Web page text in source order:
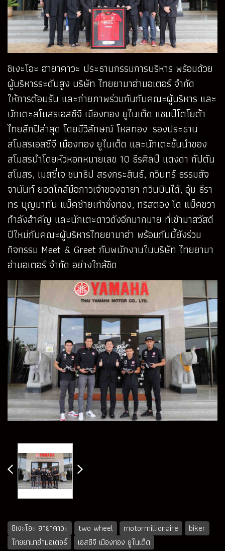
ชิเงะโอะ ฮายาคาวะ ประธานกรรมการบริหาร พร้อมด้วย
ผู้บริหารระดับสูง บริษัท ไทยยามาฮ่ามอเตอร์ จำกัด
ให้การต้อนรับ และถ่ายภาพร่วมกันกับคณะผู้บริหาร และ
นักเตะสโมสรเอสซีจี เมืองทอง ยูไนเต็ด แชมป์โตโยต้า
ไทยลีกปีล่าสุด โดยมีวิลักษณ์ โหลทอง รองประธาน
สโมสรเอสซีจี เมืองทอง ยูไนเต็ด และนักเตะชั้นนำของ
สโมสรนำโดยหัวหอกหมายเลข 10 ธีรศิลป์ แดงดา กัปตัน
สโมสร, เมสซี่เจ ชนาธิป สรงกระสินธ์, กวินทร์ ธรรมสัจ
จานันท์ ยอดโกล์มือกาวเจ้าของฉายา กวินบินได้, อุ้ม ธีรา
ทร บุญมาทัน แบ็คซ้ายเท้าชั่งทอง, ทริสตอง โด แบ็คขวา
กำลังสำคัญ และนักเตะดาวดังอีกมากมาย ที่เข้ามาสวัสดี
ปีใหม่กับคณะผู้บริหารไทยยามาฮ่า พร้อมกันนี้ยังร่วม
กิจกรรม Meet & Greet กับพนักงานในบริษัท ไทยยามา
ฮ่ามอเตอร์ จำกัด อย่างใกล้ชิด
ชิเงะโอะ ฮายาคาวะ two wheel motormillionaire
biker
ไทยยามาฮ่ามอเตอร์
เอสซีจี เมืองทอง ยูไนเต็ด